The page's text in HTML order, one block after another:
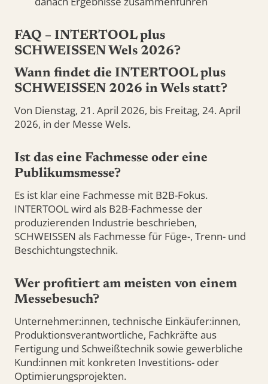
FAQ – INTERTOOL plus
SCHWEISSEN Wels 2026?
Wann findet die INTERTOOL plus
SCHWEISSEN 2026 in Wels statt?
Von Dienstag, 21. April 2026, bis Freitag, 24. April
2026, in der Messe Wels.
Ist das eine Fachmesse oder eine
Publikumsmesse?
Es ist klar eine Fachmesse mit B2B-Fokus.
INTERTOOL wird als B2B-Fachmesse der
produzierenden Industrie beschrieben,
SCHWEISSEN als Fachmesse für Füge-, Trenn- und
Beschichtungstechnik.
Wer profitiert am meisten von einem
Messebesuch?
Unternehmer:innen, technische Einkäufer:innen,
Produktionsverantwortliche, Fachkräfte aus
Fertigung und Schweißtechnik sowie gewerbliche
Kund:innen mit konkreten Investitions- oder
Optimierungsprojekten.